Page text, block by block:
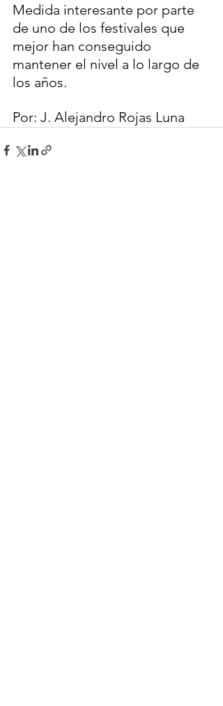
Medida interesante por parte
de uno de los festivales que
mejor han conseguido
mantener el nivel a lo largo de
los años.
Por: J. Alejandro Rojas Luna